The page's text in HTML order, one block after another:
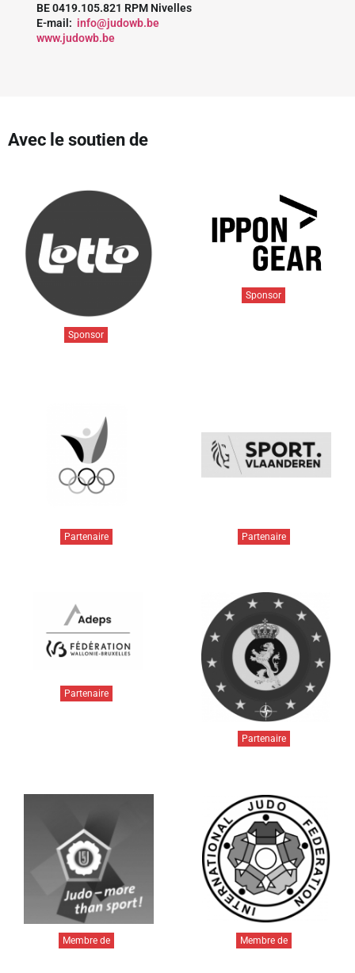
BE 0419.105.821 RPM Nivelles
E-mail: info@judowb.be
www.judowb.be
Avec le soutien de
Sponsor
Sponsor
Partenaire Partenaire
Partenaire
Partenaire
Membre de Membre de